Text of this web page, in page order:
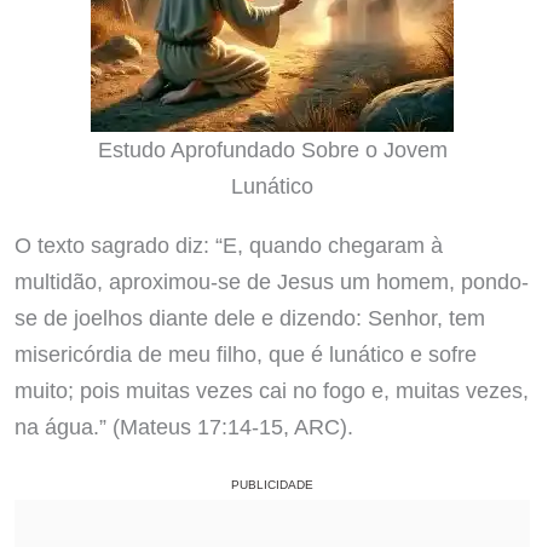
Estudo Aprofundado Sobre o Jovem
Lunático
O texto sagrado diz: “E, quando chegaram à
multidão, aproximou-se de Jesus um homem, pondo-
se de joelhos diante dele e dizendo: Senhor, tem
misericórdia de meu filho, que é lunático e sofre
muito; pois muitas vezes cai no fogo e, muitas vezes,
na água.” (Mateus 17:14-15, ARC).
PUBLICIDADE